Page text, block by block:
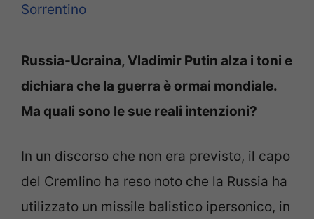
Sorrentino
Russia-Ucraina, Vladimir Putin alza i toni e
dichiara che la guerra è ormai mondiale.
Ma quali sono le sue reali intenzioni?
In un discorso che non era previsto, il capo
del Cremlino ha reso noto che la Russia ha
utilizzato un missile balistico ipersonico, in